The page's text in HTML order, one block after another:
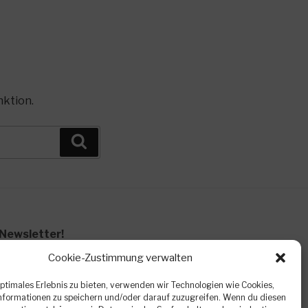
Cookie-Zustimmung verwalten
Erlebnis zu bieten, verwenden wir Technologien wie Cookies,
zu speichern und/oder darauf zuzugreifen. Wenn du diesen
Veranstaltungen, kurzfristige
Eine Abmeldung ist jederzeit kostenlos